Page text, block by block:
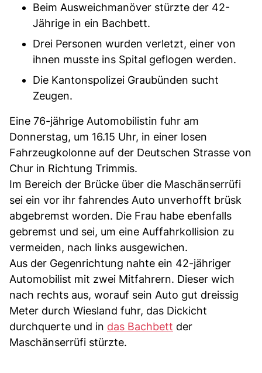
Beim Ausweichmanöver stürzte der 42-
Jährige in ein Bachbett.
Drei Personen wurden verletzt, einer von
ihnen musste ins Spital geflogen werden.
Die Kantonspolizei Graubünden sucht
Zeugen.
Eine 76-jährige Automobilistin fuhr am
Donnerstag, um 16.15 Uhr, in einer losen
Fahrzeugkolonne auf der Deutschen Strasse von
Chur in Richtung Trimmis.
Im Bereich der Brücke über die Maschänserrüfi
sei ein vor ihr fahrendes Auto unverhofft brüsk
abgebremst worden. Die Frau habe ebenfalls
gebremst und sei, um eine Auffahrkollision zu
vermeiden, nach links ausgewichen.
Aus der Gegenrichtung nahte ein 42-jähriger
Automobilist mit zwei Mitfahrern. Dieser wich
nach rechts aus, worauf sein Auto gut dreissig
Meter durch Wiesland fuhr, das Dickicht
durchquerte und in das Bachbett der
Maschänserrüfi stürzte.